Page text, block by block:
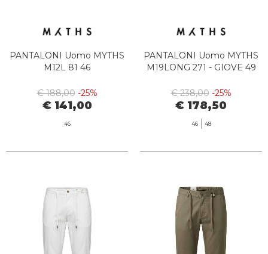
PANTALONI Uomo MYTHS
M12L 81 46
€ 188,00 -25%
€ 141,00
46
PANTALONI Uomo MYTHS
M19LONG 271 - GIOVE 49
€ 238,00 -25%
€ 178,50
46 48